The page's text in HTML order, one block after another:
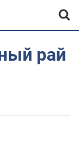
рай